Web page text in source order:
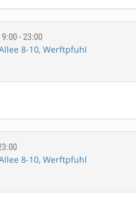
9:00 - 23:00
8-10, Werftpfuhl
8-10, Werftpfuhl